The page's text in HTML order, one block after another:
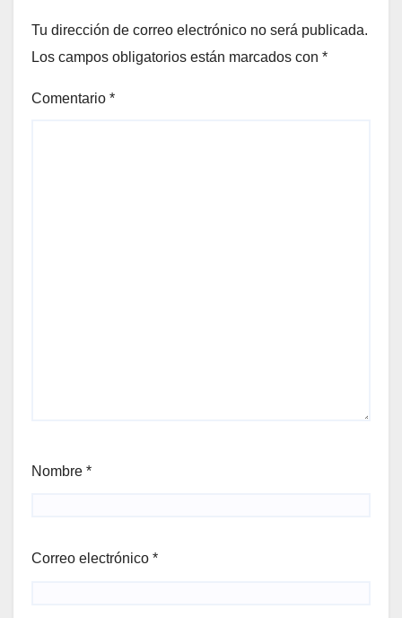
Tu dirección de correo electrónico no será publicada.
Los campos obligatorios están marcados con *
Comentario *
Nombre *
Correo electrónico *